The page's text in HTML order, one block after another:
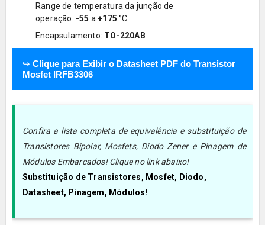
Range de temperatura da junção de
operação: -55 a +175 °C
Encapsulamento: TO-220AB
↪ Clique para Exibir o Datasheet PDF do Transistor
Mosfet IRFB3306
Confira a lista completa de equivalência e substituição de
Transistores Bipolar, Mosfets, Diodo Zener e Pinagem de
Módulos Embarcados! Clique no link abaixo!
Substituição de Transistores, Mosfet, Diodo,
Datasheet, Pinagem, Módulos!